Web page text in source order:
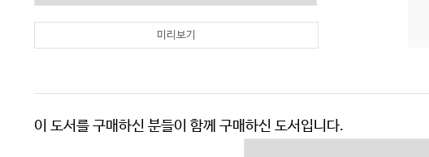
미리보기
이 도서를 구매하신 분들이 함께 구매하신 도서입니다.